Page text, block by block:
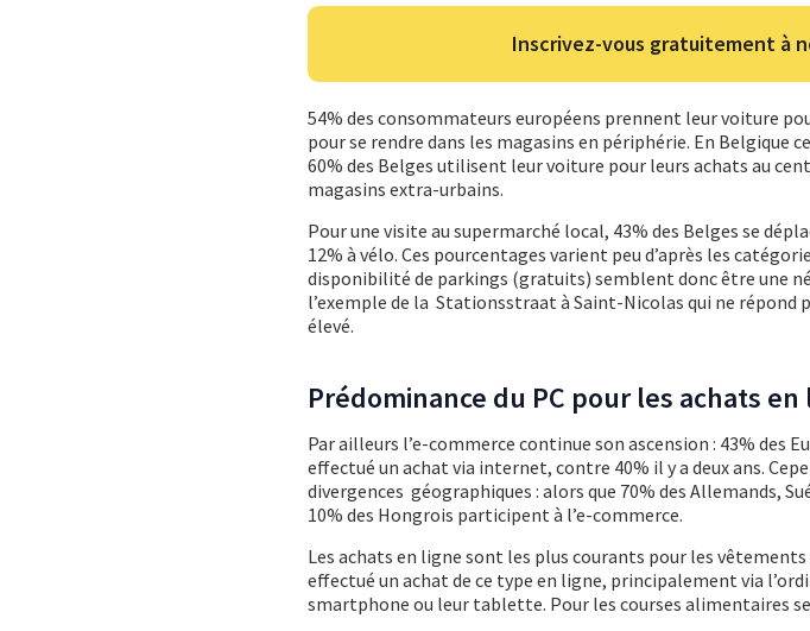
Inscrivez-vous gratuitement à
54% des consommateurs européens prennent leur voiture
pour se rendre dans les magasins en périphérie. En Belgique
60% des Belges utilisent leur voiture pour leurs achats au
magasins extra-urbains.
Pour une visite au supermarché local, 43% des Belges se
12% à vélo. Ces pourcentages varient peu d’après les
disponibilité de parkings (gratuits) semblent donc être une
l’exemple de la Stationsstraat à Saint-Nicolas qui ne répond
élevé.
Prédominance du PC pour les achats en
Par ailleurs l’e-commerce continue son ascension : 43% des
effectué un achat via internet, contre 40% il y a deux ans.
divergences géographiques : alors que 70% des Allemands,
10% des Hongrois participent à l’e-commerce.
Les achats en ligne sont les plus courants pour les vêtements
effectué un achat de ce type en ligne, principalement via
smartphone ou leur tablette. Pour les courses alimentaires